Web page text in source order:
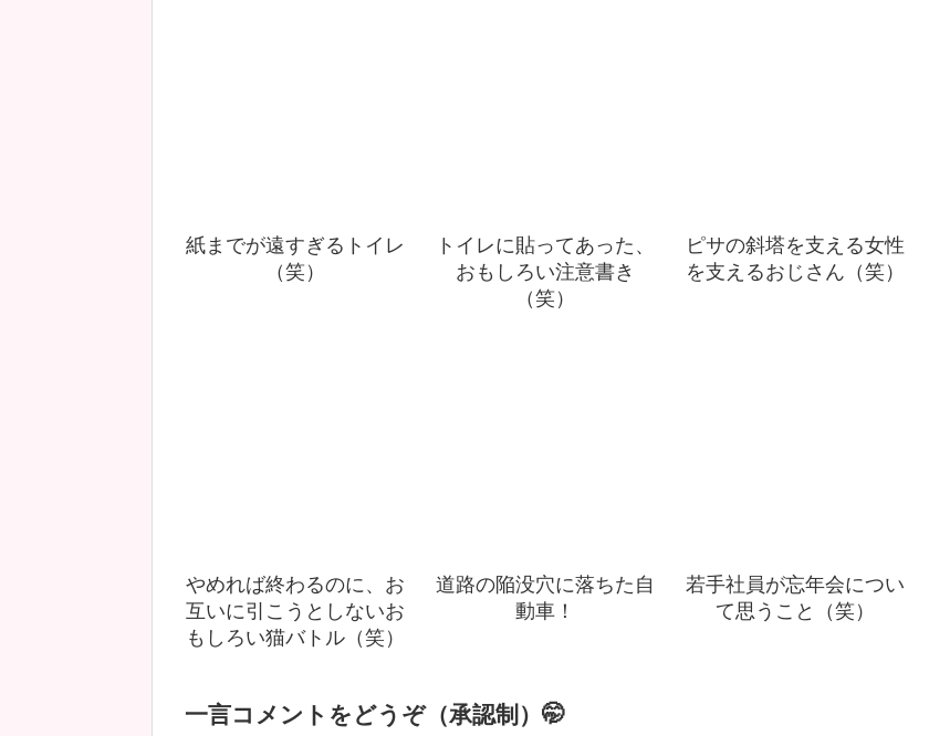
紙までが遠すぎるトイレ
（笑）
トイレに貼ってあった、
おもしろい注意書き
（笑）
ピサの斜塔を支える女性
を支えるおじさん（笑）
やめれば終わるのに、お
互いに引こうとしないお
もしろい猫バトル（笑）
道路の陥没穴に落ちた自
動車！
若手社員が忘年会につい
て思うこと（笑）
一言コメントをどうぞ（承認制）🤭